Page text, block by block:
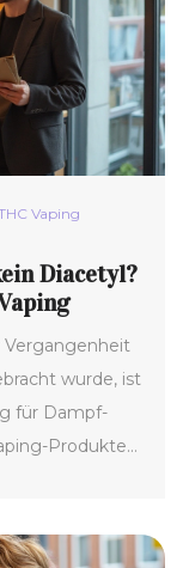
Vaping
Diacetyl?
Vergangenheit
wurde, ist
für Dampf-
Produkte
und